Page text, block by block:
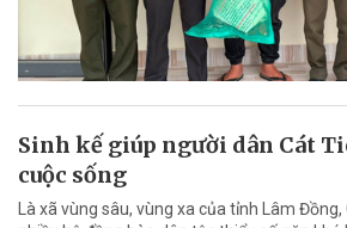
Sinh kế giúp người dân Cát
cuộc sống
Là xã vùng sâu, vùng xa của tỉnh Lâm